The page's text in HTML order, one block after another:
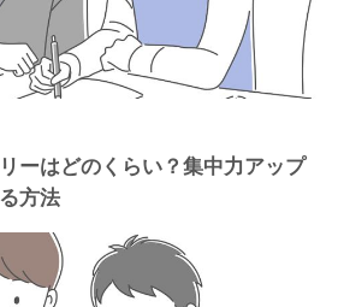
ーはどのくらい？集中力アップ
方法